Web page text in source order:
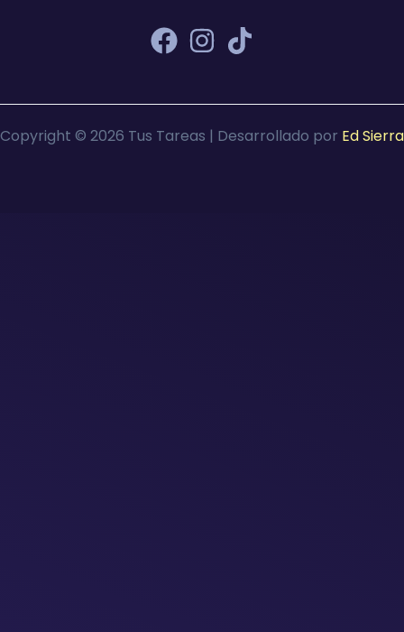
Copyright © 2026 Tus Tareas | Desarrollado por Ed Sierra